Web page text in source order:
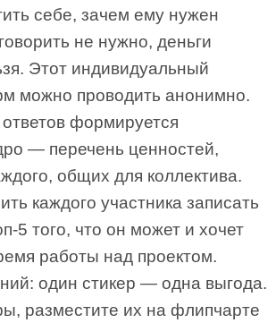
себе, зачем ему нужен
не нужно, деньги
Этот индивидуальный
можно проводить анонимно.
формируется
— перечень ценностей,
общих для коллектива.
каждого участника записать
того, что он может и хочет
работы над проектом.
один стикер — одна выгода.
разместите их на флипчарте